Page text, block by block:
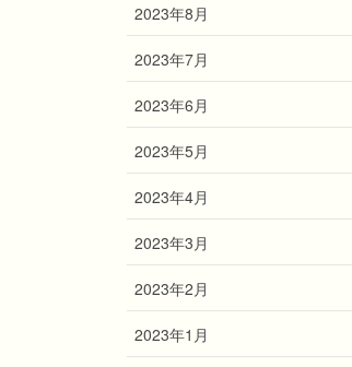
2023年8月
2023年7月
2023年6月
2023年5月
2023年4月
2023年3月
2023年2月
2023年1月